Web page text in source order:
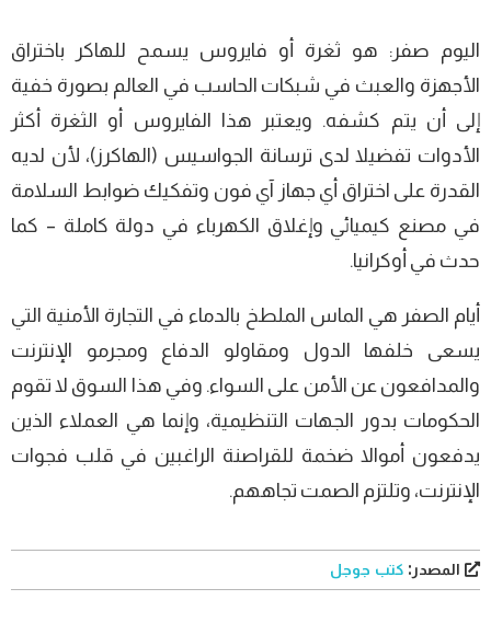
اليوم صفر: هو ثغرة أو فايروس يسمح للهاكر باختراق
الأجهزة والعبث في شبكات الحاسب في العالم بصورة خفية
إلى أن يتم كشفه. ويعتبر هذا الفايروس أو الثغرة أكثر
الأدوات تفضيلا لدى ترسانة الجواسيس (الهاكرز)، لأن لديه
القدرة على اختراق أي جهاز آي فون وتفكيك ضوابط السلامة
في مصنع كيميائي وإغلاق الكهرباء في دولة كاملة – كما
حدث في أوكرانيا.
أيام الصفر هي الماس الملطخ بالدماء في التجارة الأمنية التي
يسعى خلفها الدول ومقاولو الدفاع ومجرمو الإنترنت
والمدافعون عن الأمن على السواء. وفي هذا السوق لا تقوم
الحكومات بدور الجهات التنظيمية، وإنما هي العملاء الذين
يدفعون أموالا ضخمة للقراصنة الراغبين في قلب فجوات
الإنترنت، وتلتزم الصمت تجاههم.
المصدر: كتب جوجل